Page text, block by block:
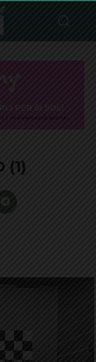
(1)